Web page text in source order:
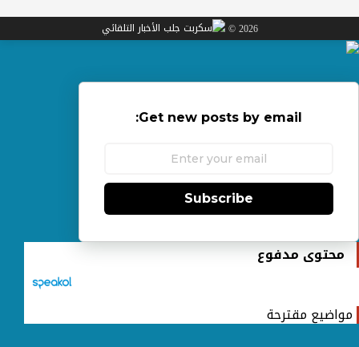
2026 ©
Get new posts by email:
Subscribe
محتوى مدفوع
مواضيع مقترحة